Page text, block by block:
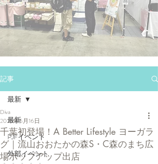
記事
最新
PJFイベント
外部イベント
最新
千葉初登場！A Better Lifestyle ヨーガラ
グ｜流山おおたかの森S・C森のまち広
場ポップアップ出店
Diva
2025年6月16日